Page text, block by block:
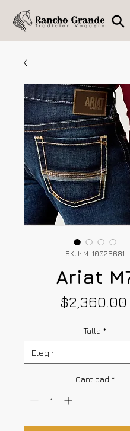
SKU: M-10026681
Ariat
$2,360.00
Talla *
Cantidad *